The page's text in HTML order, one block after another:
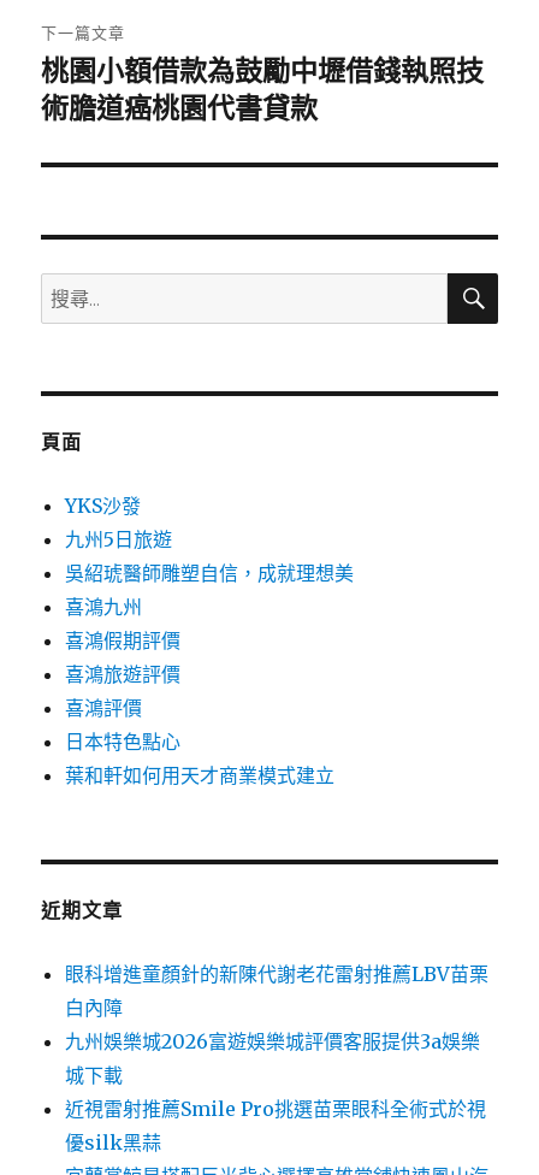
章:
下一篇文章
下
一
文
桃園小額借款為鼓勵中壢借錢執照技
術膽道癌桃園代書貸款
搜
尋
鍵
搜
頁面
YKS沙發
九州5日旅遊
吳紹琥醫師雕塑自信，成就理想美
喜鴻九州
喜鴻假期評價
喜鴻旅遊評價
喜鴻評價
日本特色點心
葉和軒如何用天才商業模式建立
近期文章
眼科增進童顏針的新陳代謝老花雷射推薦LBV苗栗
白內障
九州娛樂城2026富遊娛樂城評價客服提供3a娛樂
城下載
近視雷射推薦Smile Pro挑選苗栗眼科全術式於視
優silk黑蒜